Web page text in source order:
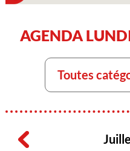
AGENDA
Toutes